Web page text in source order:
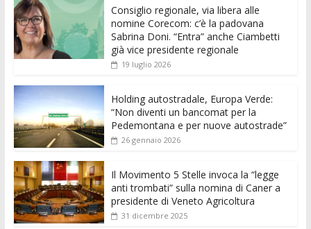
b
o
o
k
er l s
A
p
e
n
g
di
t
e
dI
di
vi
Consiglio regionale, via libera alle
nomine Corecom: c’è la padovana
Sabrina Doni. “Entra” anche Ciambetti
già vice presidente regionale
19 luglio 2026
Holding autostradale, Europa Verde:
“Non diventi un bancomat per la
Pedemontana e per nuove autostrade”
26 gennaio 2026
Il Movimento 5 Stelle invoca la “legge
anti trombati” sulla nomina di Caner a
presidente di Veneto Agricoltura
31 dicembre 2025